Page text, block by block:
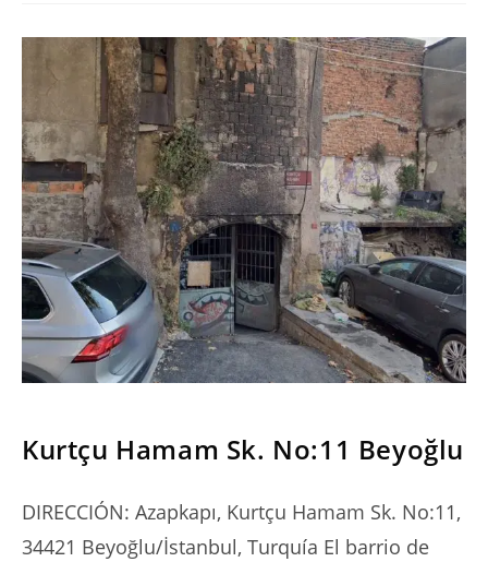
Kurtçu Hamam Sk. No:11 Beyoğlu
DIRECCIÓN: Azapkapı, Kurtçu Hamam Sk. No:11,
34421 Beyoğlu/İstanbul, Turquía El barrio de